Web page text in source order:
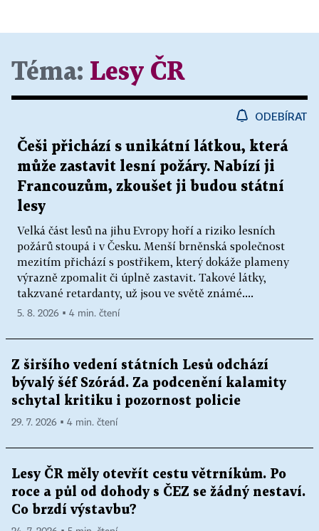
Téma: Lesy ČR
ODEBÍRAT
Češi přichází s unikátní látkou, která
může zastavit lesní požáry. Nabízí ji
Francouzům, zkoušet ji budou státní
lesy
Velká část lesů na jihu Evropy hoří a riziko lesních
požárů stoupá i v Česku. Menší brněnská společnost
mezitím přichází s postřikem, který dokáže plameny
výrazně zpomalit či úplně zastavit. Takové látky,
takzvané retardanty, už jsou ve světě známé....
5. 8. 2026 ▪ 4 min. čtení
Z širšího vedení státních Lesů odchází
bývalý šéf Szórád. Za podcenění kalamity
schytal kritiku i pozornost policie
29. 7. 2026 ▪ 4 min. čtení
Lesy ČR měly otevřít cestu větrníkům. Po
roce a půl od dohody s ČEZ se žádný nestaví.
Co brzdí výstavbu?